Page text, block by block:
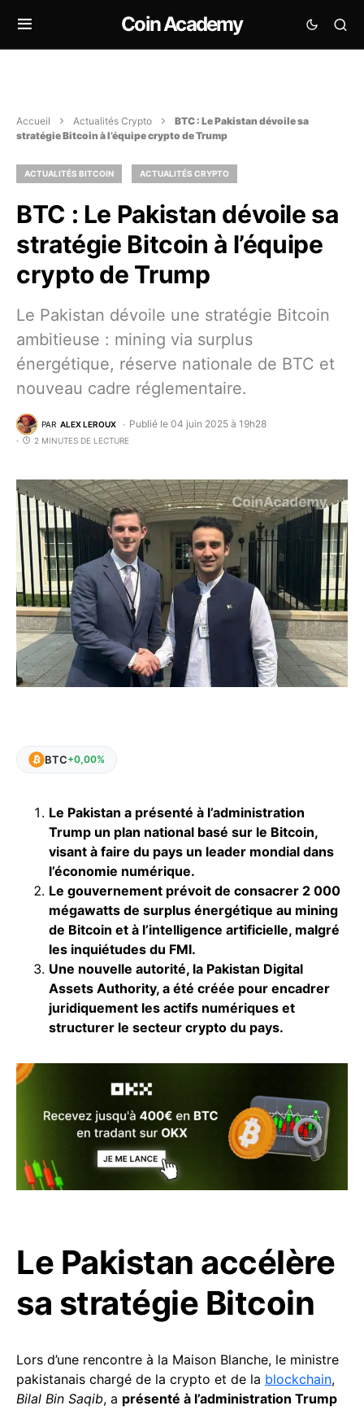
Coin Academy
Accueil Actualités Crypto
BTC : Le Pakistan dévoile sa
stratégie Bitcoin à l’équipe crypto de Trump
ACTUALITÉS BITCOIN ACTUALITÉS CRYPTO
BTC : Le Pakistan dévoile sa
stratégie Bitcoin à l’équipe
crypto de Trump
Le Pakistan dévoile une stratégie Bitcoin
ambitieuse : mining via surplus
énergétique, réserve nationale de BTC et
nouveau cadre réglementaire.
PAR ALEX LEROUX Publié le 04 juin 2025 à 19h28
2 MINUTES DE LECTURE
BTC+0,00%
Le Pakistan a présenté à l’administration
Trump un plan national basé sur le Bitcoin,
visant à faire du pays un leader mondial dans
l’économie numérique.
Le gouvernement prévoit de consacrer 2 000
mégawatts de surplus énergétique au mining
de Bitcoin et à l’intelligence artificielle, malgré
les inquiétudes du FMI.
Une nouvelle autorité, la Pakistan Digital
Assets Authority, a été créée pour encadrer
juridiquement les actifs numériques et
structurer le secteur crypto du pays.
Le Pakistan accélère
sa stratégie Bitcoin
Lors d’une rencontre à la Maison Blanche, le ministre
pakistanais chargé de la crypto et de la blockchain,
Bilal Bin Saqib, a présenté à l’administration Trump